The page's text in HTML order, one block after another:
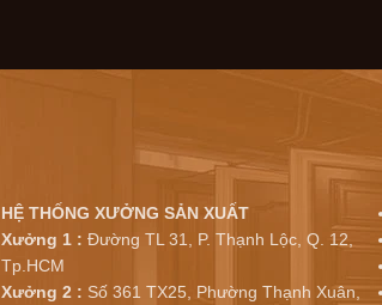
HỆ THỐNG XƯỞNG SẢN XUẤT
Xưởng 1 : Đường TL 31, P. Thạnh Lộc, Q. 12,
Tp.HCM
Xưởng 2 : Số 361 TX25, Phường Thạnh Xuân,